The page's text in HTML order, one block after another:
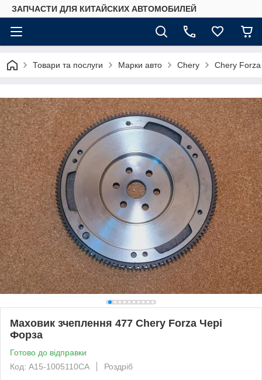
ЗАПЧАСТИ ДЛЯ КИТАЙСКИХ АВТОМОБИЛЕЙ
Товари та послуги Марки авто Chery Chery Forza
Маховик зчеплення 477 Chery Forza Чері
Форза
Готово до відправки
Код: A15-1005110CA
Роздріб